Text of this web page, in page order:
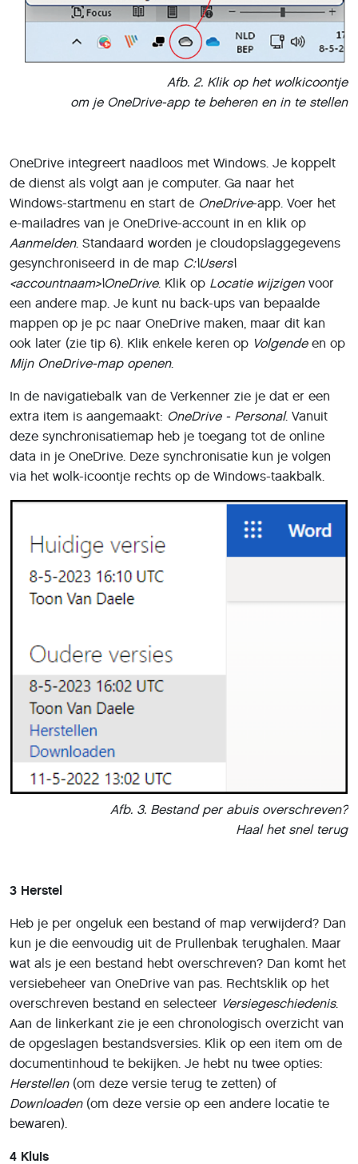
Afb. 2. Klik op het wolkicoontje
om je OneDrive-app te beheren en in te stellen
OneDrive integreert naadloos met Windows. Je koppelt
de dienst als volgt aan je computer. Ga naar het
Windows-startmenu en start de OneDrive-app. Voer het
e-mailadres van je OneDrive-account in en klik op
Aanmelden. Standaard worden je cloudopslaggegevens
gesynchroniseerd in de map C:\Users\
<accountnaam>\OneDrive. Klik op Locatie wijzigenvoor
een andere map. Je kunt nu back-ups van bepaalde
mappen op je pc naar OneDrive maken, maar dit kan
ook later (zie tip 6). Klik enkele keren op Volgendeen op
Mijn OneDrive-map openen.
In de navigatiebalk van de Verkenner zie je dat er een
extra item is aangemaakt: OneDrive - Personal. Vanuit
deze synchronisatiemap heb je toegang tot de online
data in je OneDrive. Deze synchronisatie kun je volgen
via het wolk-icoontje rechts op de Windows-taakbalk.
Afb. 3. Bestand per abuis overschreven?
Haal het snel terug
3 Herstel
Heb je per ongeluk een bestand of map verwijderd? Dan
kun je die eenvoudig uit de Prullenbak terughalen. Maar
wat als je een bestand hebt overschreven? Dan komt het
versiebeheer van OneDrive van pas. Rechtsklik op het
overschreven bestand en selecteer Versiegeschiedenis.
Aan de linkerkant zie je een chronologisch overzicht van
de opgeslagen bestandsversies. Klik op een item om de
documentinhoud te bekijken. Je hebt nu twee opties:
Herstellen(om deze versie terug te zetten) of
Downloaden(om deze versie op een andere locatie te
bewaren).
4 Kluis